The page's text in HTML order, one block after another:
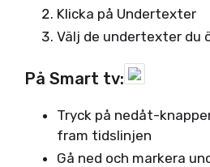
Klicka på Undertexter
Välj de undertexter du
På Smart tv:
Tryck på nedåt-
fram tidslinjen
Gå ned och markera